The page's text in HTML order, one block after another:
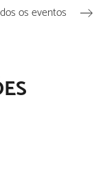
os eventos